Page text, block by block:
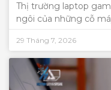
Thị trường laptop
ngôi của những cỗ
29 Tháng 7, 2026